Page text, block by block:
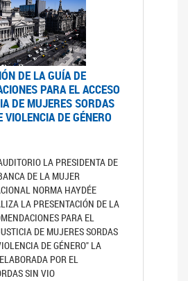
DE LA GUÍA DE
PARA EL ACCESO
DE MUJERES SORDAS
VIOLENCIA DE GÉNERO
LA PRESIDENTA DE
DE LA MUJER
NORMA HAYDÉE
LA PRESENTACIÓN DE LA
PARA EL
DE MUJERES SORDAS
DE GÉNERO" LA
POR EL
SIN VIO